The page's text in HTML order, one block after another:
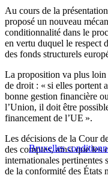
Au cours de la
proposé un nouveau
conditionnalité dans le
en vertu duquel le respect
des fonds structurels
La proposition va plus loin
de droit : « si elles portent
bonne gestion financière
l’Union, il doit être
financement de l’UE ».
Bruxelles
Les décisions de la Cour
des comptes, ainsi que les
internationales pertinentes
de la conformité des États